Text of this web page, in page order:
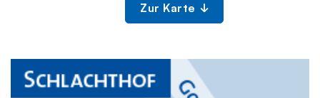
Zur Karte